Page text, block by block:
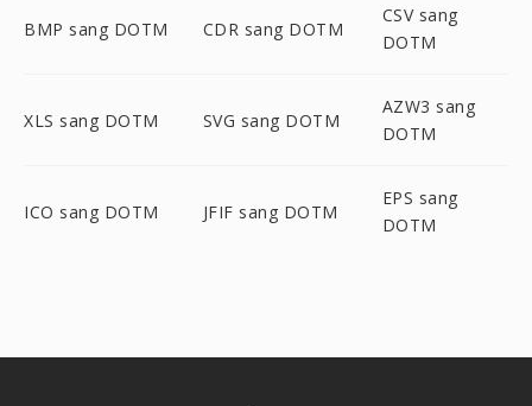
BMP sang DOTM CDR sang DOTM
CSV sang
DOTM
XLS sang DOTM SVG sang DOTM
AZW3 sang
DOTM
ICO sang DOTM JFIF sang DOTM
EPS sang
DOTM